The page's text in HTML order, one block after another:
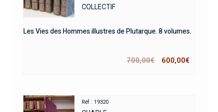
COLLECTIF
Les Vies des Hommes illustres de Plutarque. 8 volumes.
700,00€ 600,00€
Réf : 19320